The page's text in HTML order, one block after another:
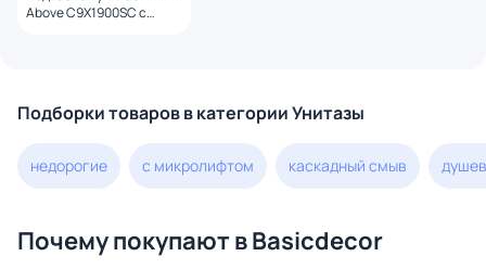
Above C9X1900SC с
Подборки товаров в категории Унитазы
недорогие с микролифтом каскадный смыв
Почему покупают в Basicdecor